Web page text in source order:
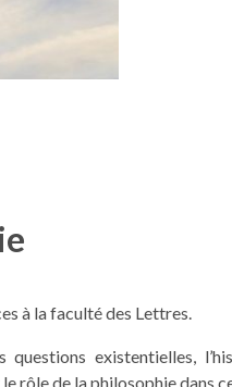
à la faculté des Lettres.
existentielles,
rôle de la philosophie dans